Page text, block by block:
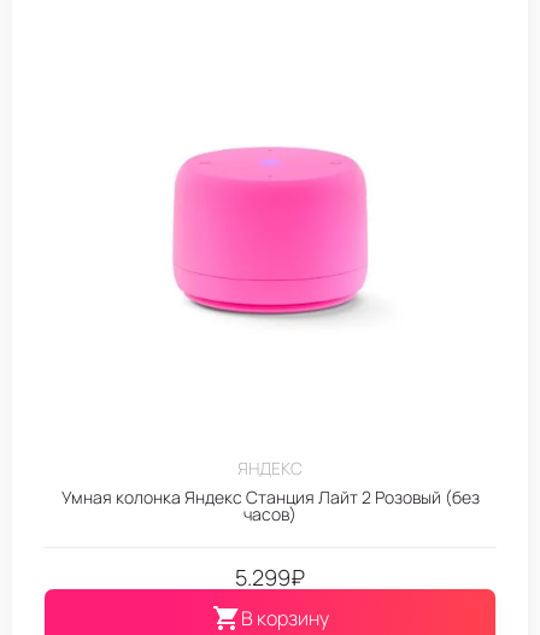
ЯНДЕКС
Умная колонка Яндекс Станция Лайт 2 Розовый (без
часов)
5.299₽
В корзину